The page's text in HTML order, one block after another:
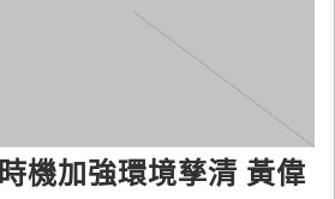
機加強環境孳清 黃偉